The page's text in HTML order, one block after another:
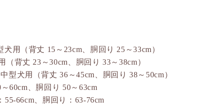
用（背丈 15～23cm、胴回り 25～33cm）
背丈 23～30cm、胴回り 33～38cm）
型犬用（背丈 36～45cm、胴回り 38～50cm）
60cm、胴回り 50～63cm
66cm、胴回り：63-76cm